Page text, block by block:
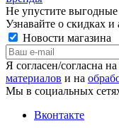
Не упустите
Узнавайте о скидках
Новости магазина
Я согласен/согласна на
материалов и на
Мы в социальных
Вконтакте